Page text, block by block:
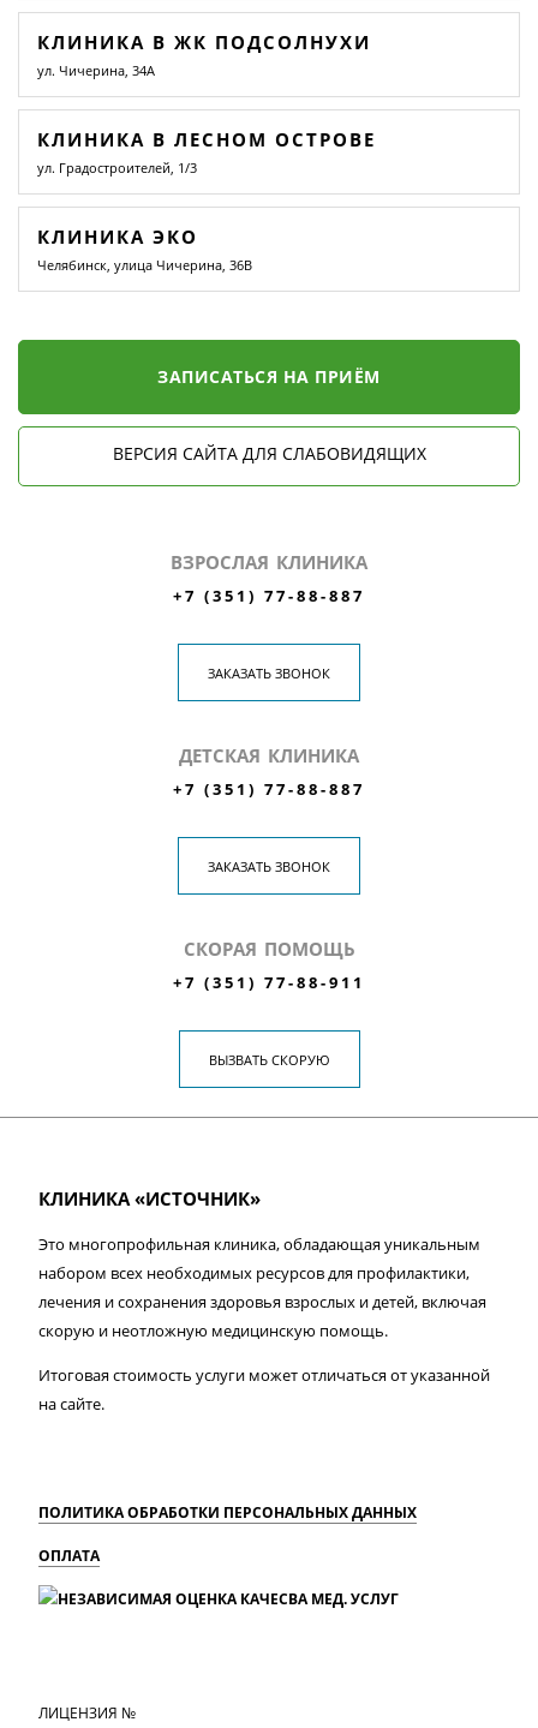
КЛИНИКА В ЖК ПОДСОЛНУХИ
ул. Чичерина, 34А
КЛИНИКА В ЛЕСНОМ ОСТРОВЕ
ул. Градостроителей, 1/3
КЛИНИКА ЭКО
Челябинск, улица Чичерина, 36В
ЗАПИСАТЬСЯ НА ПРИЁМ
ВЕРСИЯ САЙТА ДЛЯ СЛАБОВИДЯЩИХ
ВЗРОСЛАЯ КЛИНИКА
+7 (351) 77-88-887
ЗАКАЗАТЬ ЗВОНОК
ДЕТСКАЯ КЛИНИКА
+7 (351) 77-88-887
ЗАКАЗАТЬ ЗВОНОК
СКОРАЯ ПОМОЩЬ
+7 (351) 77-88-911
ВЫЗВАТЬ СКОРУЮ
КЛИНИКА «ИСТОЧНИК»
Это многопрофильная клиника, обладающая уникальным
набором всех необходимых ресурсов для профилактики,
лечения и сохранения здоровья взрослых и детей, включая
скорую и неотложную медицинскую помощь.
Итоговая стоимость услуги может отличаться от указанной
на сайте.
ПОЛИТИКА ОБРАБОТКИ ПЕРСОНАЛЬНЫХ ДАННЫХ
ОПЛАТА
ЛИЦЕНЗИЯ №